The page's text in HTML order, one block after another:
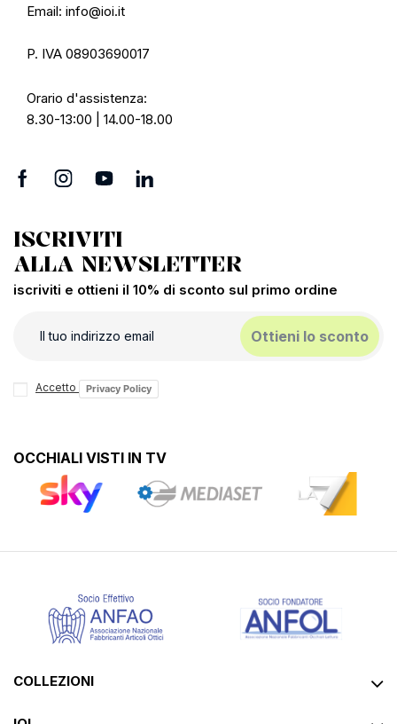
Email: info@ioi.it
P. IVA 08903690017
Orario d'assistenza:
8.30-13:00 | 14.00-18.00
ISCRIVITI
ALLA NEWSLETTER
iscriviti e ottieni il 10% di sconto sul primo ordine
Ottieni lo sconto
Accetto Privacy Policy
OCCHIALI VISTI IN TV
COLLEZIONI